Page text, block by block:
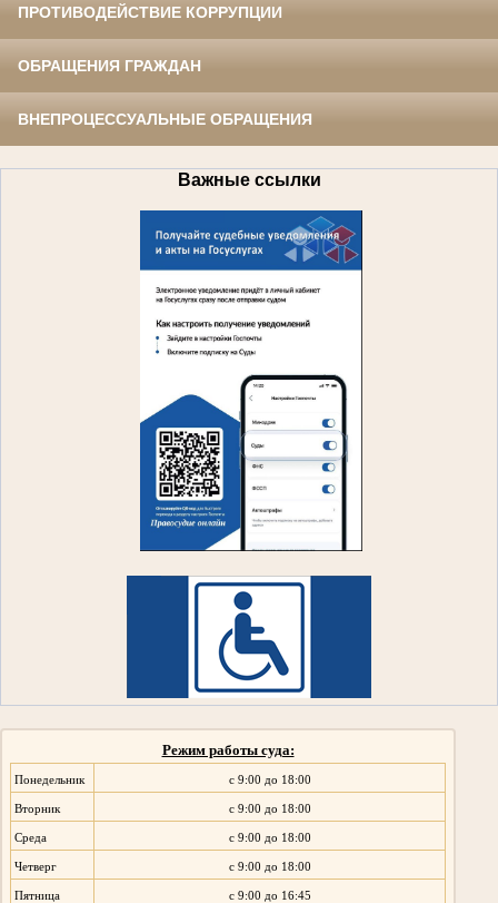
ПРОТИВОДЕЙСТВИЕ КОРРУПЦИИ
ОБРАЩЕНИЯ ГРАЖДАН
ВНЕПРОЦЕССУАЛЬНЫЕ ОБРАЩЕНИЯ
Важные ссылки
Режим работы суда:
Понедельник с 9:00 до 18:00
Вторник с 9:00 до 18:00
Среда с 9:00 до 18:00
Четверг с 9:00 до 18:00
Пятница с 9:00 до 16:45